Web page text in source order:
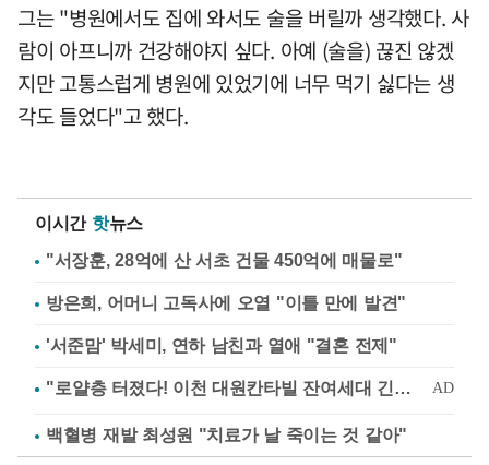
그는 "병원에서도 집에 와서도 술을 버릴까 생각했다. 사
람이 아프니까 건강해야지 싶다. 아예 (술을) 끊진 않겠
지만 고통스럽게 병원에 있었기에 너무 먹기 싫다는 생
각도 들었다"고 했다.
이시간 핫뉴스
"서장훈, 28억에 산 서초 건물 450억에 매물로"
방은희, 어머니 고독사에 오열 "이틀 만에 발견"
'서준맘' 박세미, 연하 남친과 열애 "결혼 전제"
백혈병 재발 최성원 "치료가 날 죽이는 것 같아"